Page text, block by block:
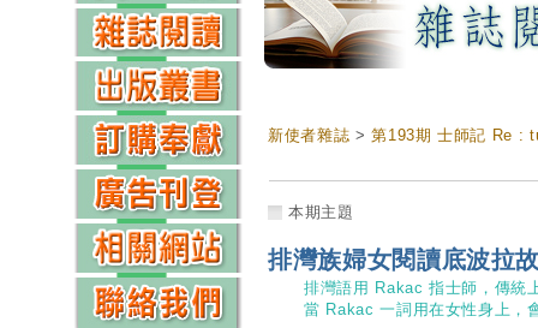
新使者雜誌 >第193期 士師記 Re :
本期主題
排灣族婦女閱讀底波拉
排灣語用 Rakac 指士師，傳統
當 Rakac 一詞用在女性身上，